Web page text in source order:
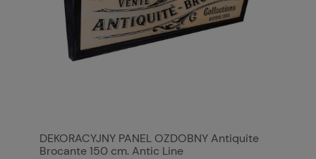
DEKORACYJNY PANEL OZDOBNY Antiquite
Brocante 150 cm. Antic Line